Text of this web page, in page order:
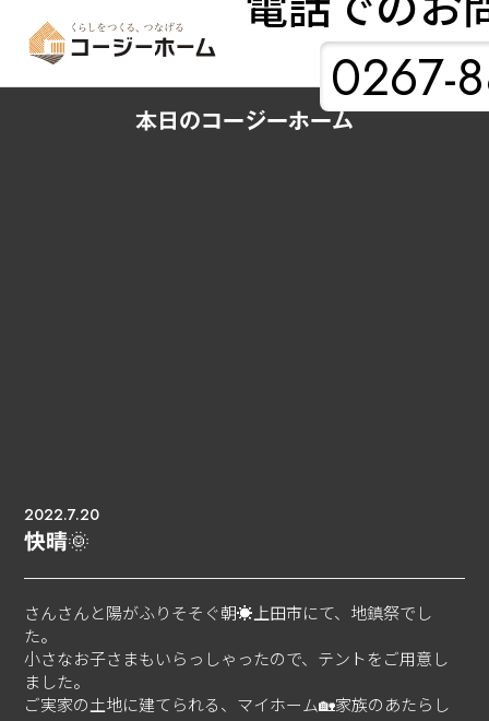
0267-
2022.7.20
快晴🌞
さんさんと陽がふりそそぐ朝☀️上田市にて、地鎮祭でし
た。
小さなお子さまもいらっしゃったので、テントをご用意し
ました。
ご実家の土地に建てられる、マイホーム🏡家族のあたらし
本日のコージーホーム